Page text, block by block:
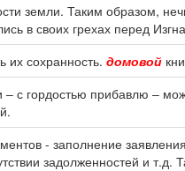
земли. Таким образом,
в своих грехах перед
их сохранность. домовой
– с гордостью прибавлю –
- заполнение
задолженностей и